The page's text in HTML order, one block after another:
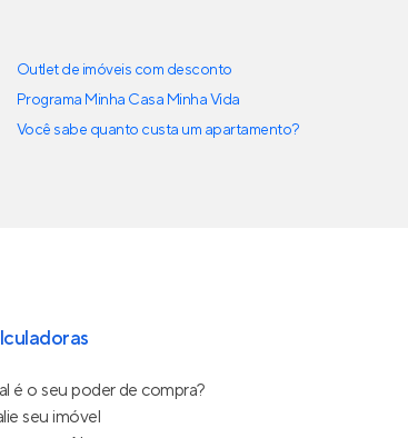
Outlet de imóveis com desconto
Programa Minha Casa Minha Vida
Você sabe quanto custa um apartamento?
é o seu poder de compra?
seu imóvel